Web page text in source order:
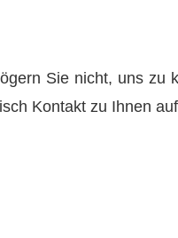
Sie nicht, uns zu
Kontakt zu Ihnen